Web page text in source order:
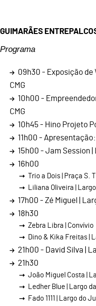
GUIMARÃES
Programa
09h30 - Exposição de
CMG
10h00 -
CMG
10h45 - Hino Projeto
11h00 -
15h00 - Jam Session |
16h00
Trio a Dois | Praça S.
Liliana Oliveira |
17h00 - Zé Miguel |
18h30
Zebra Libra | Convívio
Dino & Kika Freitas |
21h00 - David Silva |
21h30
João Miguel Costa |
Ledher Blue | Largo
Fado 1111 | Largo do